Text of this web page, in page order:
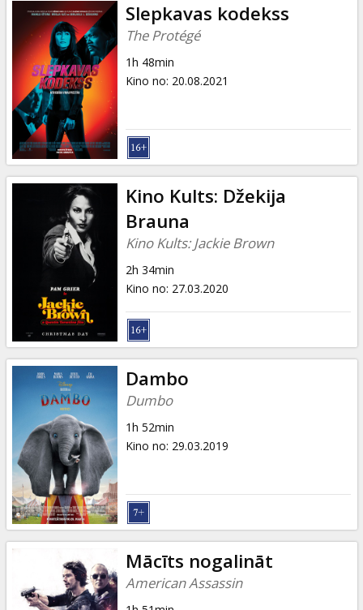
Slepkavas kodekss
The Protégé
1h 48min
Kino no: 20.08.2021
Kino Kults: Džekija
Brauna
Kino Kults: Jackie Brown
2h 34min
Kino no: 27.03.2020
Dambo
Dumbo
1h 52min
Kino no: 29.03.2019
Mācīts nogalināt
American Assassin